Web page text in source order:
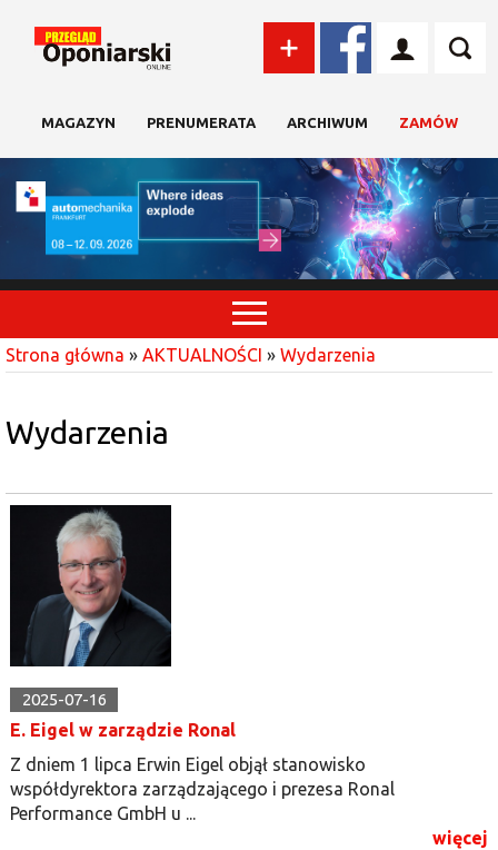
MAGAZYN PRENUMERATA ARCHIWUM ZAMÓW
Strona główna » AKTUALNOŚCI » Wydarzenia
Wydarzenia
2025-07-16
E. Eigel w zarządzie Ronal
Z dniem 1 lipca Erwin Eigel objął stanowisko
współdyrektora zarządzającego i prezesa Ronal
Performance GmbH u ...
więcej